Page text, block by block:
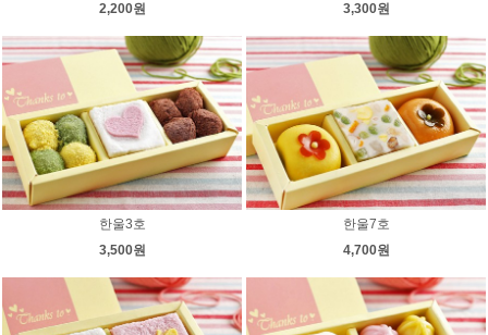
2,200원
3,300원
한울3호
3,500원
한울7호
4,700원